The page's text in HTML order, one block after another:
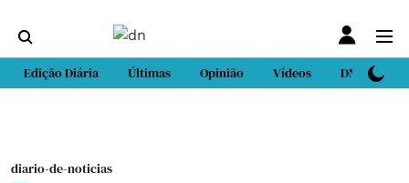
Edição Diária Últimas Opinião Vídeos DN Sport
diario-de-noticias